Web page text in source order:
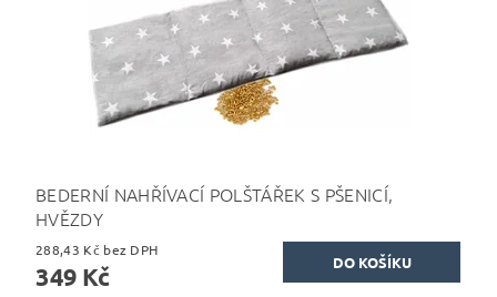
BEDERNÍ NAHŘÍVACÍ POLŠTÁŘEK S PŠENICÍ,
HVĚZDY
288,43 Kč bez DPH
349 Kč